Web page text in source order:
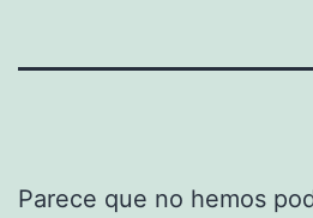
Parece que no hemos